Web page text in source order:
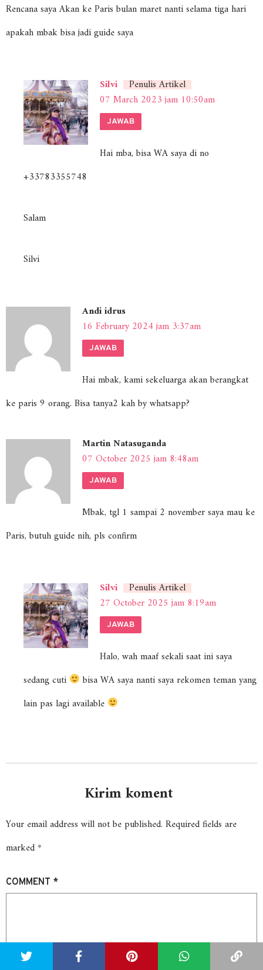
Rencana saya Akan ke Paris bulan maret nanti selama tiga hari
apakah mbak bisa jadi guide saya
Silvi
Penulis Artikel
07 March 2023 jam 10:50am
JAWAB
Hai mba, bisa WA saya di no
+33783355748
Salam
Silvi
Andi idrus
16 February 2024 jam 3:37am
JAWAB
Hai mbak, kami sekeluarga akan berangkat
ke paris 9 orang. Bisa tanya2 kah by whatsapp?
Martin Natasuganda
07 October 2025 jam 8:48am
JAWAB
Mbak, tgl 1 sampai 2 november saya mau ke
Paris, butuh guide nih, pls confirm
Silvi
Penulis Artikel
27 October 2025 jam 8:19am
JAWAB
Halo, wah maaf sekali saat ini saya
sedang cuti
bisa WA saya nanti saya rekomen teman yang
lain pas lagi available
Kirim koment
Your email address will not be published. Required fields are
marked*
COMMENT *